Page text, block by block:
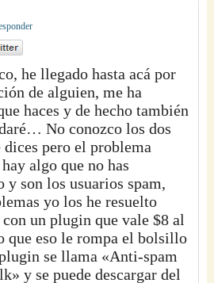
he llegado hasta acá por
de alguien, me ha
haces y de hecho también
No conozco los dos
pero el problema
algo que no has
y son los usuarios spam,
yo los he resuelto
con un plugin que vale $8 al
que eso le rompa el bolsillo
se llama «Anti-spam
y se puede descargar del